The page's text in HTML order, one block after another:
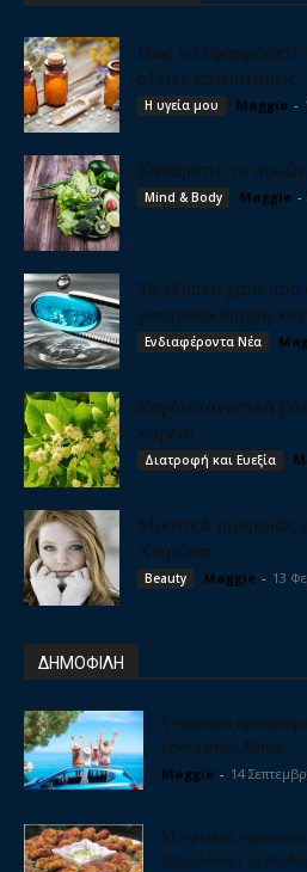
Πως να εφαρμόσετε
οξείες καταστάσεις
Η υγεία μου Maggie -
Καθαρίστε το
Mind & Body Maggie -
Το έξυπνο χάπι που
γαστροσκόπηση
Ενδιαφέροντα Νέα
Καρδιοτονωτικά
καρδιά
Διατροφή και Ευεξία
Μυστικά ομορφιάς
Χειμώνα
Beauty Maggie - 13
ΔΗΜΟΦΙΛΗ
5 υπέροχοι
κοντά στην Αθήνα
Maggie - 14
Μπιφτέκια
ξετρελλάνει τα παιδιά